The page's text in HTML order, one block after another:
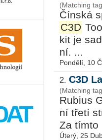
(Matching
Čín­ská
C3D
kit je
ní. ...
Pondělí, 10
2. C3D
(Matching
Ru­bius
ní třetí
Za tímto
Úterý, 25